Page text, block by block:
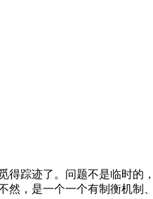
迹了。问题不是临时的
，是一个一个有制衡机